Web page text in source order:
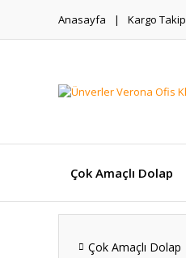
Anasayfa Kargo Takip
Çok Amaçlı Dolap
Çok Amaçlı Dolap